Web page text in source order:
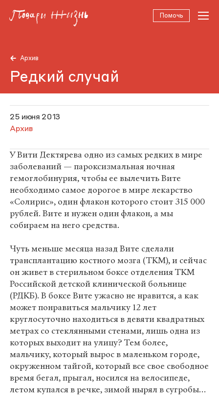
Помочь
Архив
Редкий случай
25 июня 2013
Архив
У Вити Дектярева одно из самых редких в мире
заболеваний — пароксизмальная ночная
гемоглобинурия, чтобы ее вылечить Вите
необходимо самое дорогое в мире лекарство
«Солирис», один флакон которого стоит 315 000
рублей. Вите и нужен один флакон, а мы
собираем на него средства.
Чуть меньше месяца назад Вите сделали
трансплантацию костного мозга (ТКМ), и сейчас
он живет в стерильном боксе отделения ТКМ
Российской детской клинической больнице
(РДКБ). В боксе Вите ужасно не нравится, а как
может понравиться мальчику 12 лет
круглосуточно находиться в девяти квадратных
метрах со стеклянными стенами, лишь одна из
которых выходит на улицу? Тем более,
мальчику, который вырос в маленьком городе,
окруженном тайгой, который все свое свободное
время бегал, прыгал, носился на велосипеде,
летом купался в речке, зимой нырял в сугробы…